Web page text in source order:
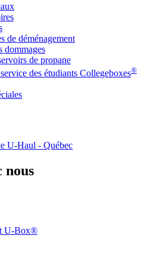
de déménagement
dommages
de propane
des étudiants Collegeboxes®
U-Haul - Québec
nous
U-Box®